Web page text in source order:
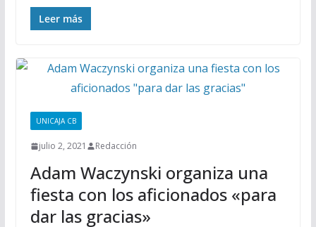
Leer más
UNICAJA CB
julio 2, 2021 Redacción
Adam Waczynski organiza una
fiesta con los aficionados «para
dar las gracias»